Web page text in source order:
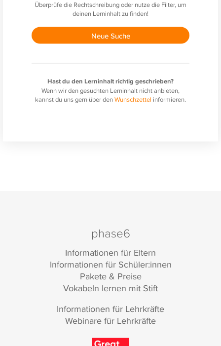
Überprüfe die Rechtschreibung oder nutze die Filter, um
deinen Lerninhalt zu finden!
Neue Suche
Hast du den Lerninhalt richtig geschrieben?
Wenn wir den gesuchten Lerninhalt nicht anbieten,
kannst du uns gern über denWunschzettel informieren.
phase6
Informationen für Eltern
Informationen für Schüler:innen
Pakete & Preise
Vokabeln lernen mit Stift
Informationen für Lehrkräfte
Webinare für Lehrkräfte